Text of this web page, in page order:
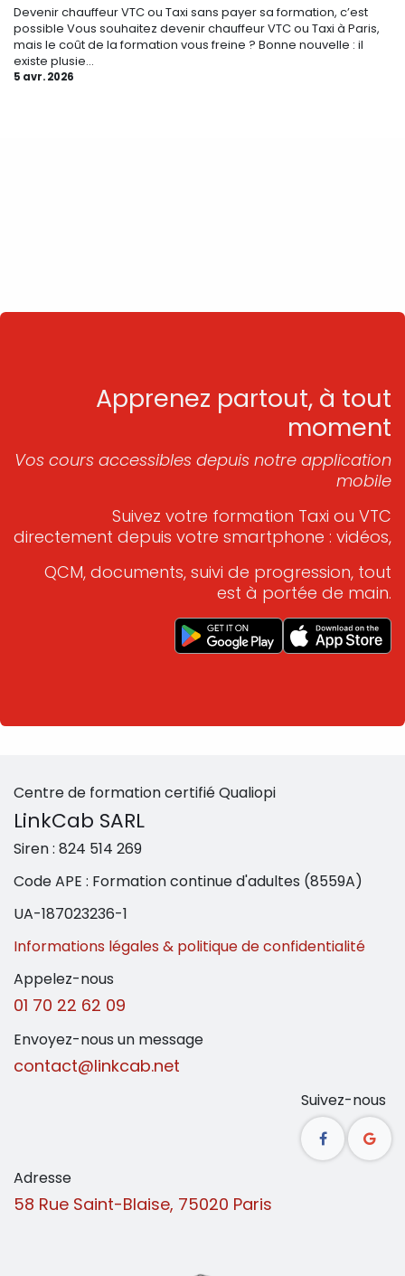
Devenir chauffeur VTC ou Taxi sans payer sa formation, c’est
possible Vous souhaitez devenir chauffeur VTC ou Taxi à Paris,
mais le coût de la formation vous freine ? Bonne nouvelle : il
existe plusie...
5 avr. 2026
Apprenez partout, à tout
moment
Vos cours accessibles depuis notre application
mobile
Suivez votre formation Taxi ou VTC
directement depuis votre smartphone : vidéos,
QCM, documents, suivi de progression, tout
est à portée de main.
Centre de formation certifié Qualiopi
LinkCab SARL
Siren : 824 514 269
Code APE : Formation continue d'adultes (8559A)
UA-187023236-1
Informations légales & politique de confidentialité
Appelez-nous
01 70 22 62 09
Envoyez-nous un message
contact@linkcab.net
Suivez-nous
Adresse
58 Rue Saint-Blaise, 75020 Paris